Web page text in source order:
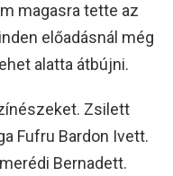
magasra tette az
előadásnál még
alatta átbújni.
Zsilett
Fufru Bardon Ivett.
Bernadett.